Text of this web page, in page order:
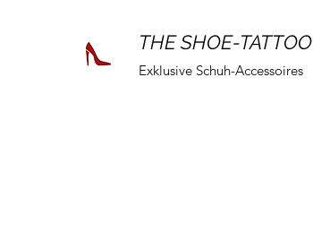
THE SHOE-TATTOO
Exklusive Schuh-Accessoires